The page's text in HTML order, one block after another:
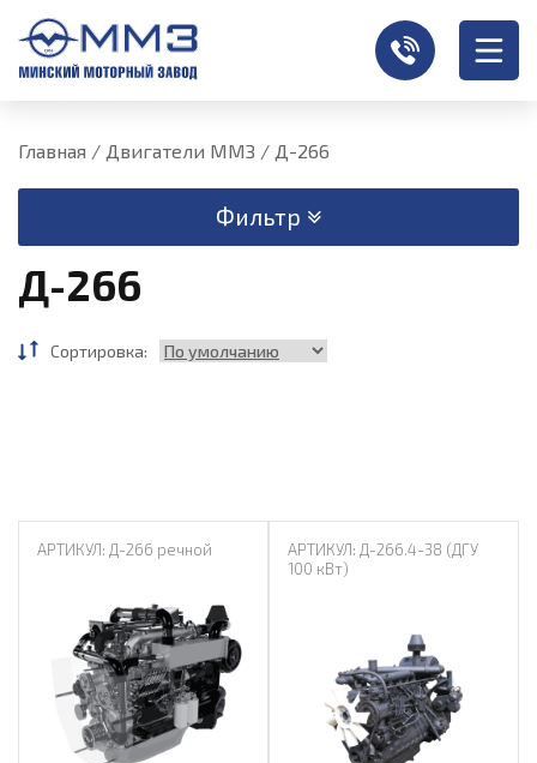
Главная / Двигатели ММЗ / Д-266
Фильтр
Д-266
Сортировка:
АРТИКУЛ: Д-266 речной
АРТИКУЛ: Д-266.4-38 (ДГУ
100 кВт)